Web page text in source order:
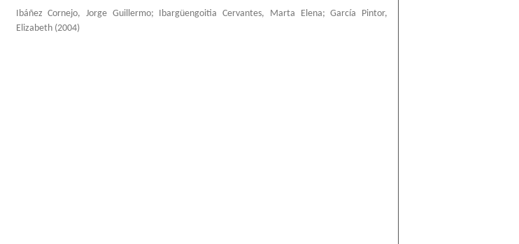
Ibáñez Cornejo, Jorge Guillermo; Ibargüengoitia Cervantes, Marta Elena;García Pintor,
Elizabeth (2004)